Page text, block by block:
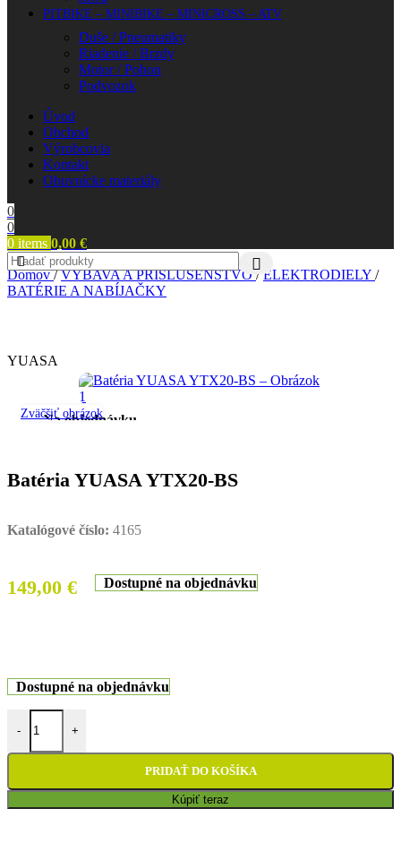
PITBIKE – MINIBIKE – MINICROSS – ATV
Duše / Pneumatiky
Riadenie / Brzdy
Motor / Pohon
Podvozok
Úvod
Obchod
Výrobcovia
Kontakt
Obuvnícke materiály
0
0
0 items 0,00 €
Domov/ VÝBAVA A PRÍSLUŠENSTVO/ ELEKTRODIELY /
BATÉRIE A NABÍJAČKY
YUASA
Na objednávku
Zväčšiť obrázok
Batéria YUASA YTX20-BS
Katalógové číslo: 4165
149,00 € Dostupné na objednávku
Dostupné na objednávku
-
množstvo Batéria YUASA YTX20-BS
+
PRIDAŤ DO KOŠÍKA
Kúpiť teraz